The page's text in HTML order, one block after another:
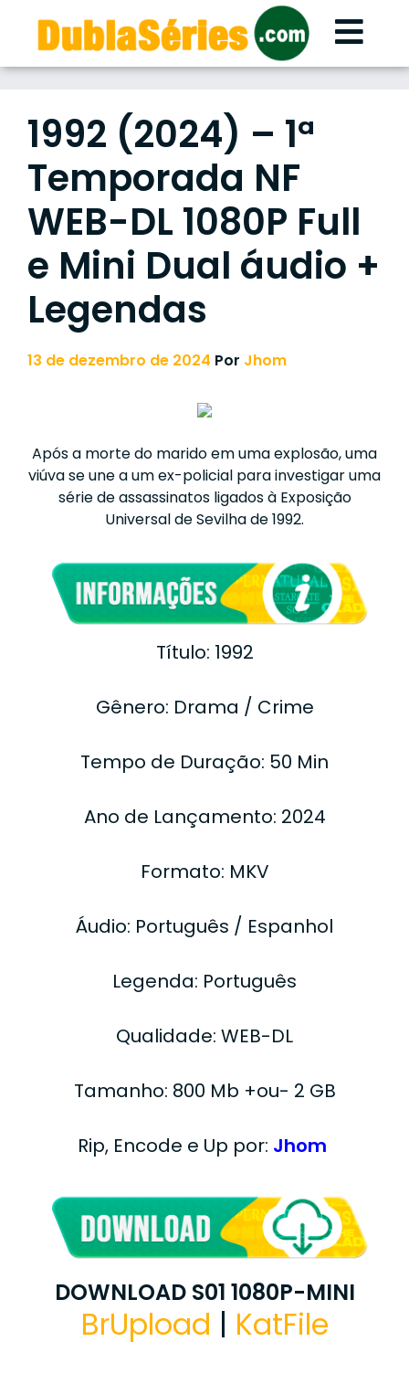
content
1992 (2024) – 1ª
Temporada NF
WEB-DL 1080P Full
e Mini Dual áudio +
Legendas
13 de dezembro de 2024 Por Jhom
Após a morte do marido em uma explosão, uma
viúva se une a um ex-policial para investigar uma
série de assassinatos ligados à Exposição
Universal de Sevilha de 1992.
Título: 1992
Gênero: Drama / Crime
Tempo de Duração: 50 Min
Ano de Lançamento: 2024
Formato: MKV
Áudio: Português / Espanhol
Legenda: Português
Qualidade: WEB-DL
Tamanho: 800 Mb +ou- 2 GB
Rip, Encode e Up por: Jhom
DOWNLOAD S01 1080P-MINI
BrUpload | KatFile